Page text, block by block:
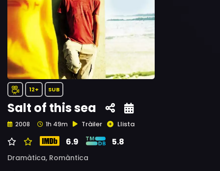
12+ SUB
Salt of this sea
2008 1h 49m Tràiler Llista
6.9 5.8
Dramàtica, Romàntica